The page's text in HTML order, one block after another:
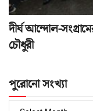
দীর্ঘ আন্দোল-
চৌধুরী
পুরোনো সংখ্যা